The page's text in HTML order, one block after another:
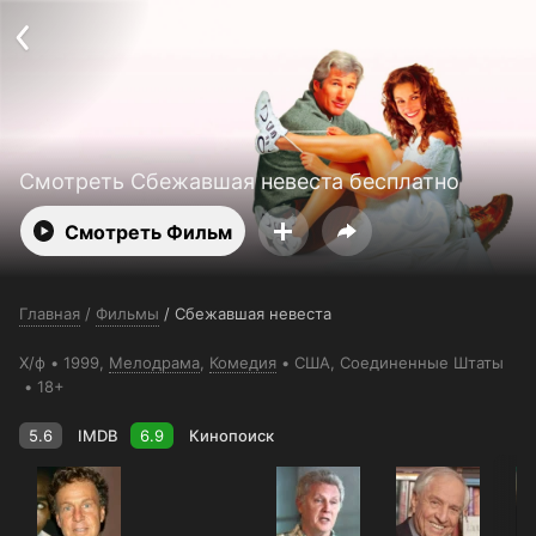
Смотреть Сбежавшая невеста бесплатно
Смотреть Фильм
Главная / Фильмы / Сбежавшая невеста
Х/ф 1999, Мелодрама Комедия США , Соединенные Штаты
18+
5.6 IMDB 6.9 Кинопоиск
Пользовательское соглашение
Политика конфиденциальности
Для партнёров
Ввести промокод
Бесплатные каналы Контакты